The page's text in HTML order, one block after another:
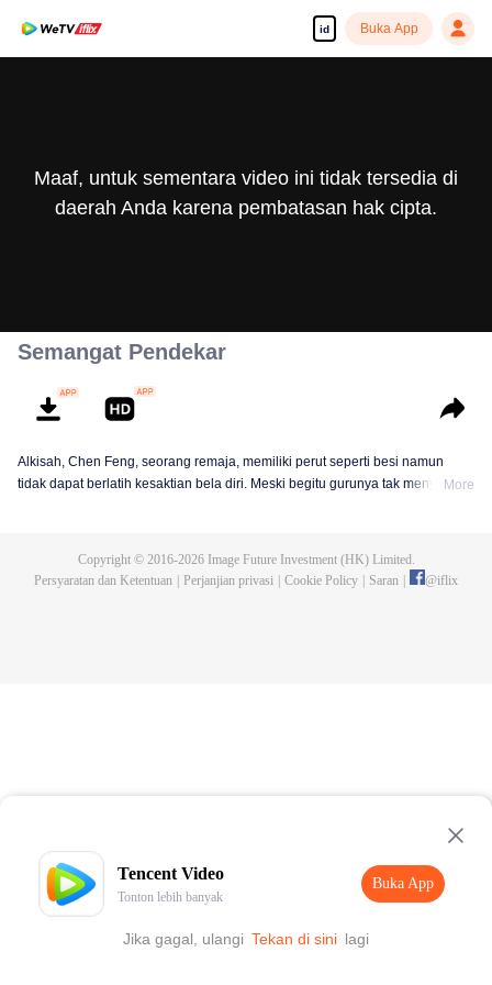
id Buka App
Tencent Video
Tonton lebih banyak
Buka App
Jika gagal, ulangi Tekan di sini lagi
Buka App
Maaf, untuk sementara video ini tidak tersedia di
daerah Anda karena pembatasan hak cipta.
Semangat Pendekar
Alkisah, Chen Feng, seorang remaja, memiliki perut seperti besi namun
tidak dapat berlatih kesaktian bela diri. Meski begitu gurunya tak menyerah
Namun ia justru menemukan sang guru memalsukan kematiannya. Ia juga
More
Copyright © 2016-2026Image Future Investment (HK) Limited.
Persyaratan dan Ketentuan
Perjanjian privasi Cookie Policy Saran @iflix